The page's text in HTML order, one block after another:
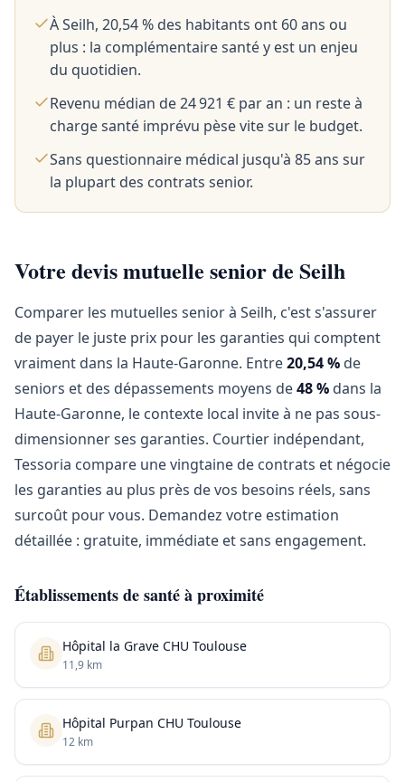
À Seilh, 20,54 % des habitants ont 60 ans ou
plus : la complémentaire santé y est un enjeu
du quotidien.
Revenu médian de 24 921 € par an : un reste à
charge santé imprévu pèse vite sur le budget.
Sans questionnaire médical jusqu'à 85 ans sur
la plupart des contrats senior.
Votre devis mutuelle senior de Seilh
Comparer les mutuelles senior à Seilh, c'est s'assurer
de payer le juste prix pour les garanties qui comptent
vraiment dans la Haute-Garonne. Entre20,54 % de
seniors et des dépassements moyens de48 % dans la
Haute-Garonne, le contexte local invite à ne pas sous-
dimensionner ses garanties. Courtier indépendant,
Tessoria compare une vingtaine de contrats et négocie
les garanties au plus près de vos besoins réels, sans
surcoût pour vous. Demandez votre estimation
détaillée : gratuite, immédiate et sans engagement.
Établissements de santé à proximité
Hôpital la Grave CHU Toulouse
11,9 km
Hôpital Purpan CHU Toulouse
12 km